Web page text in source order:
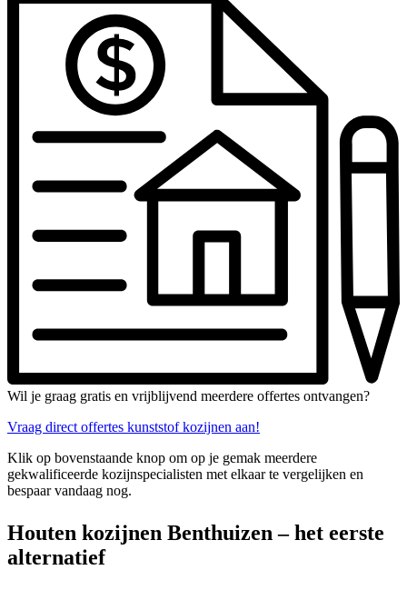
Wil je graag gratis en vrijblijvend meerdere offertes ontvangen?
Vraag direct offertes kunststof kozijnen aan!
Klik op bovenstaande knop om op je gemak meerdere
gekwalificeerde kozijnspecialisten met elkaar te vergelijken en
bespaar vandaag nog.
Houten kozijnen Benthuizen – het eerste
alternatief